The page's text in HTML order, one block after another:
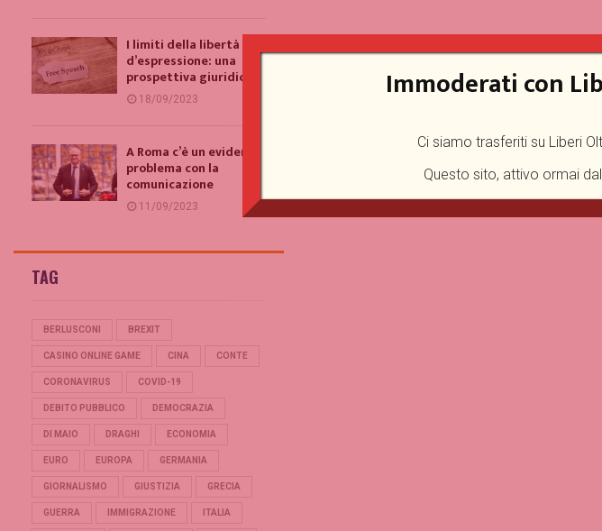
I limiti della libertà
d’espressione: una
prospettiva giuridica
18/09/2023
A Roma c’è un evidente
problema con la
comunicazione
11/09/2023
TAG
BERLUSCONI BREXIT
CASINO ONLINE GAME CINA CONTE
CORONAVIRUS COVID-19
DEBITO PUBBLICO DEMOCRAZIA
DI MAIO DRAGHI ECONOMIA
EURO EUROPA GERMANIA
GIORNALISMO GIUSTIZIA GRECIA
GUERRA IMMIGRAZIONE ITALIA
Immoderati con
Ci siamo trasferiti su Liberi
Questo sito, attivo ormai